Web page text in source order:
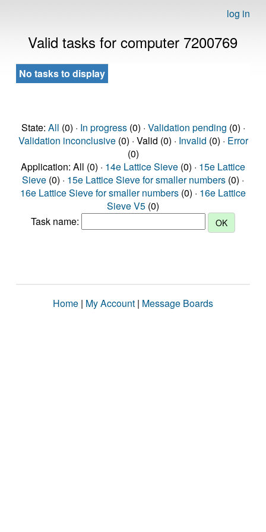
log in
Valid tasks for computer 7200769
No tasks to display
State: All (0) · In progress(0) · Validation pending (0) ·
Validation inconclusive(0) · Valid (0) · Invalid (0) · Error
(0)
Application: All (0) · 14e Lattice Sieve (0) · 15e Lattice
Sieve (0) · 15e Lattice Sieve for smaller numbers (0) ·
16e Lattice Sieve for smaller numbers (0) · 16e Lattice
Sieve V5 (0)
Task name:
Home | My Account | Message Boards